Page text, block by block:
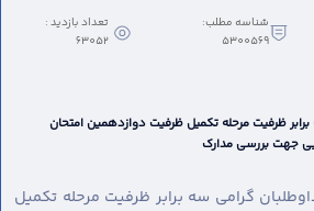
شناسه مطلب:
5300569
تعداد بازدید :
63052
ظرفیت مرحله تکمیل ظرفیت دوازدهمین امتحان
جهت بررسی مدارک
گرامی سه برابر ظرفیت مرحله تکمیل